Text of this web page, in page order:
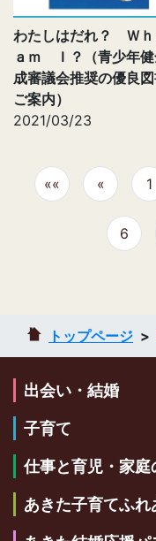
わたしはだれ？ Ｗ
ａｍ Ｉ？（青少年
成審議会推奨の優良
ご案内）
2021/03/23
«« « 1
6
トップページ
出会い・結婚
子育て
仕事と育児・家庭
あきた子育てふれ